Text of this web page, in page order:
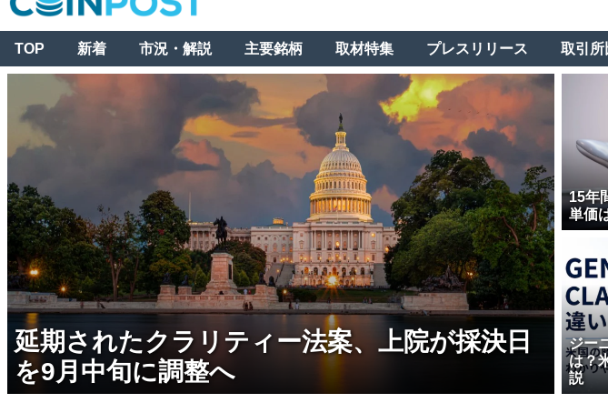
TOP 新着 市況・解説 主要銘柄 取材特集 プレスリリース 取引所
延期されたクラリティー法案、上院が採決日
を9月中旬に調整へ
15年
単価
ジー
は？
説